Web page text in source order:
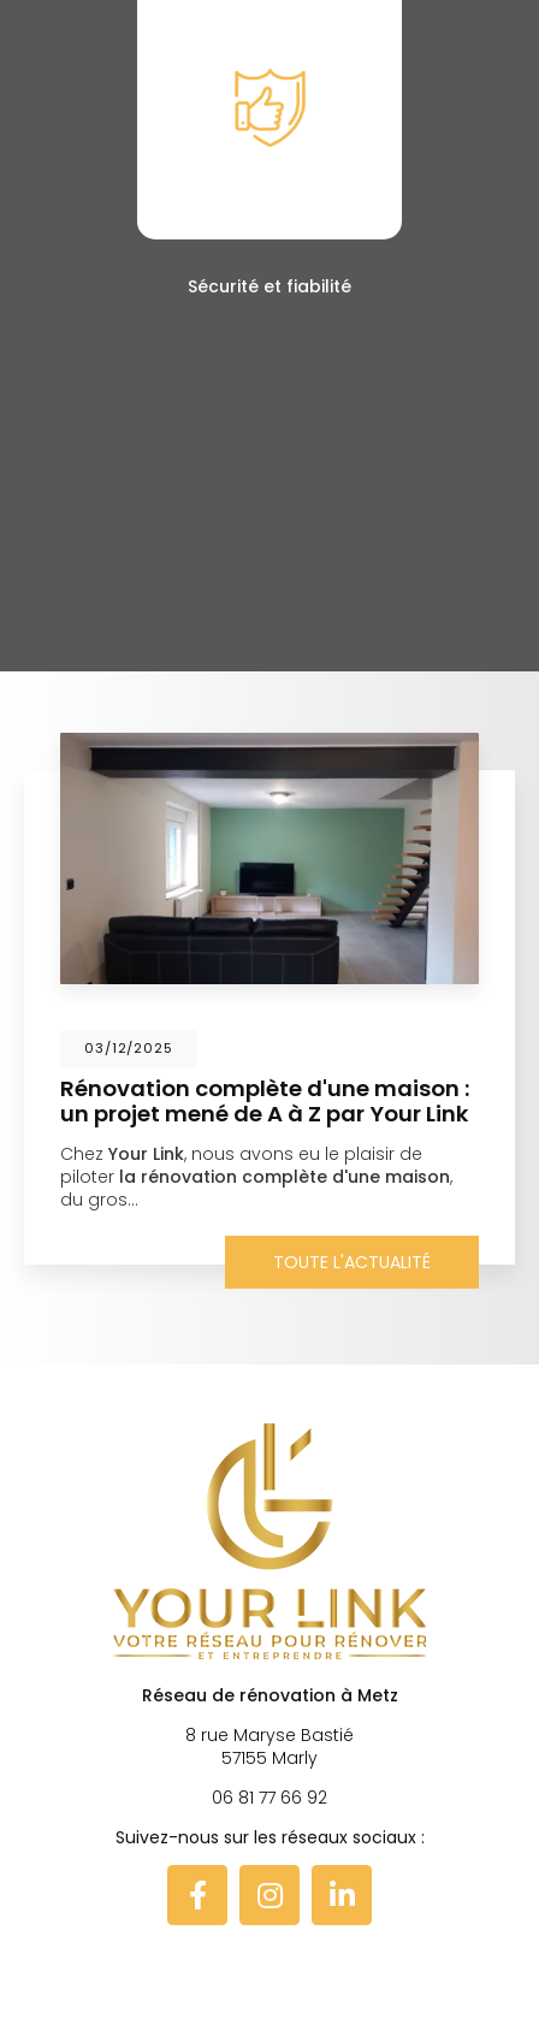
Sécurité et fiabilité
03/12/2025
Rénovation complète d'une maison :
un projet mené de A à Z par Your Link
Chez Your Link, nous avons eu le plaisir de
piloter la rénovation complète d'une maison,
du gros…
TOUTE L'ACTUALITÉ
Réseau de rénovation à Metz
8 rue Maryse Bastié
57155 Marly
06 81 77 66 92
Suivez-nous sur les réseaux sociaux :